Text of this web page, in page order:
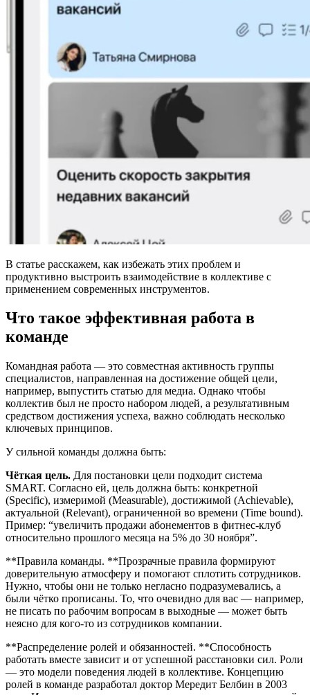
В статье расскажем, как избежать этих проблем и
продуктивно выстроить взаимодействие в коллективе с
применением современных инструментов.
Что такое эффективная работа в
команде
Командная работа — это совместная активность группы
специалистов, направленная на достижение общей цели,
например, выпустить статью для медиа. Однако чтобы
коллектив был не просто набором людей, а результативным
средством достижения успеха, важно соблюдать несколько
ключевых принципов.
У сильной команды должна быть:
Чёткая цель. Для постановки цели подходит система
SMART. Согласно ей, цель должна быть: конкретной
(Specific), измеримой (Measurable), достижимой (Achievable),
актуальной (Relevant), ограниченной во времени (Time bound).
Пример: “увеличить продажи абонементов в фитнес-клуб
относительно прошлого месяца на 5% до 30 ноября”.
**Правила команды. **Прозрачные правила формируют
доверительную атмосферу и помогают сплотить сотрудников.
Нужно, чтобы они не только негласно подразумевались, а
были чётко прописаны. То, что очевидно для вас — например,
не писать по рабочим вопросам в выходные — может быть
неясно для кого-то из сотрудников компании.
**Распределение ролей и обязанностей. **Способность
работать вместе зависит и от успешной расстановки сил. Роли
— это модели поведения людей в коллективе. Концепцию
ролей в команде разработал доктор Мередит Белбин в 2003